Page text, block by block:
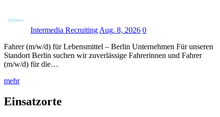
Intermedia Recruiting Aug. 8, 2026 0
Fahrer (m/w/d) für Lebensmittel – Berlin Unternehmen Für unseren
Standort Berlin suchen wir zuverlässige Fahrerinnen und Fahrer
(m/w/d) für die…
mehr
Einsatzorte